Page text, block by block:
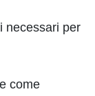
necessari per
come